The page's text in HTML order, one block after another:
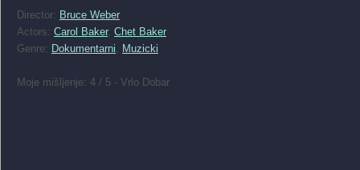
Director: Bruce Weber
Actors: Carol Baker, Chet Baker
Genre: Dokumentarni, Muzicki
Moje mišljenje: 4 / 5 - Vrlo Dobar